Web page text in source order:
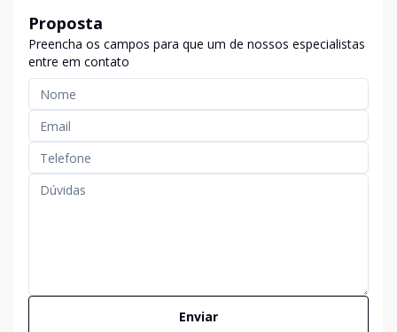
Proposta
Preencha os campos para que um de nossos especialistas
entre em contato
Enviar